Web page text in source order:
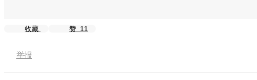
收藏 赞 11
举报